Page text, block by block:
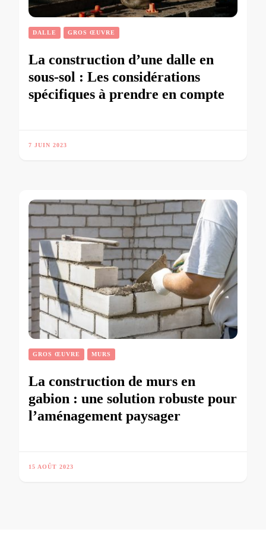
DALLE GROS ŒUVRE
La construction d’une dalle en
sous-sol : Les considérations
spécifiques à prendre en compte
7 JUIN 2023
GROS ŒUVRE MURS
La construction de murs en
gabion : une solution robuste pour
l’aménagement paysager
15 AOÛT 2023